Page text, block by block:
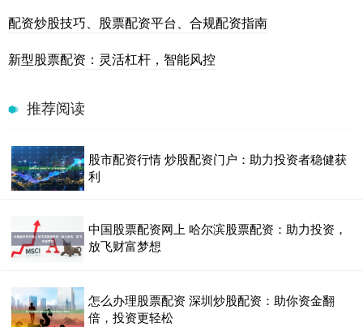
配资炒股技巧、股票配资平台、合规配资指南
新型股票配资：灵活杠杆，智能风控
推荐阅读
股市配资行情 炒股配资门户：助力投资者稳健获
利
中国股票配资网上 哈尔滨股票配资：助力投资，
放飞财富梦想
怎么办理股票配资 深圳炒股配资：助你资金翻
倍，投资更轻松